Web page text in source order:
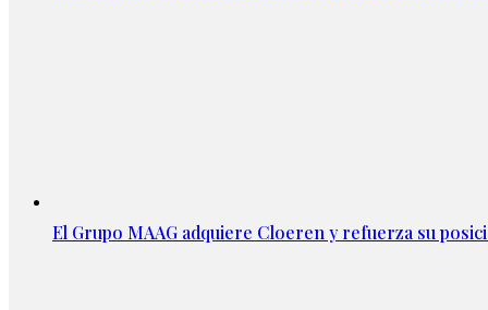
El Grupo MAAG adquiere Cloeren y refuerza su